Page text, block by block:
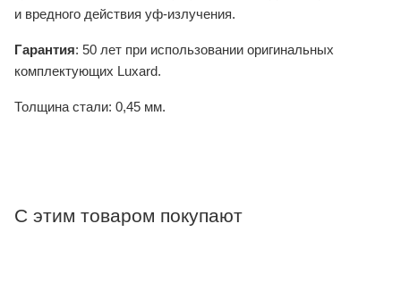
и вредного действия уф-излучения.
Гарантия: 50 лет при использовании оригинальных
комплектующих Luxard.
Толщина стали: 0,45 мм.
С этим товаром покупают